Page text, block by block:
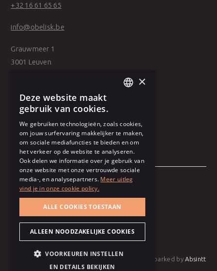
+32 16 61 65 65
info@obelisk.be
Grauwmeer 1
3001 Leuven
2600 Antwerpen
Algemene voorwaarden
Gebruiksvoorwaarden
Cookie policy
Privacy policy
Sparked byAbsintt
FRENCH
×
Deze website maakt
gebruik van cookies.
We gebruiken technologieën, zoals cookies,
om jouw surfervaring makkelijker te maken,
om sociale mediafuncties te bieden en om
het verkeer op de website te analyseren.
Ook delen we informatie over je gebruik van
onze website met onze vertrouwde sociale
media-, en analysepartners. Meer uitleg
vind je in onze cookie policy.
ALLE COOKIES TOESTAAN
ALLEEN NOODZAKELIJKE COOKIES
VOORKEUREN INSTELLEN
EN DETAILS BEKIJKEN